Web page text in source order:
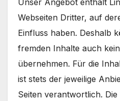
Webseiten Dritter, auf
Einfluss haben. Deshalb
fremden Inhalte auch
übernehmen. Für die
ist stets der jeweilige
Seiten verantwortlich.